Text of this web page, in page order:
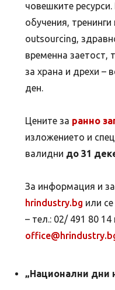
човешките
обучения,
outsourcing,
временна заетост,
за храна и дрехи –
ден.
Цените за ранно
изложението и
валидни до 31
За информация и
hrindustry.bg или
– тел.: 02/ 491 80
„Национални дни